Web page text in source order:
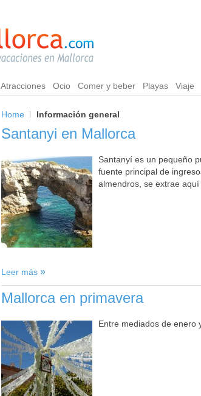
Atracciones Ocio Comer y beber Playas Viaje
Home Información general
Santanyi en Mallorca
Santanyí es un pequeño
fuente principal de
almendros, se extrae aquí
Leer más
Mallorca en primavera
Entre mediados de enero